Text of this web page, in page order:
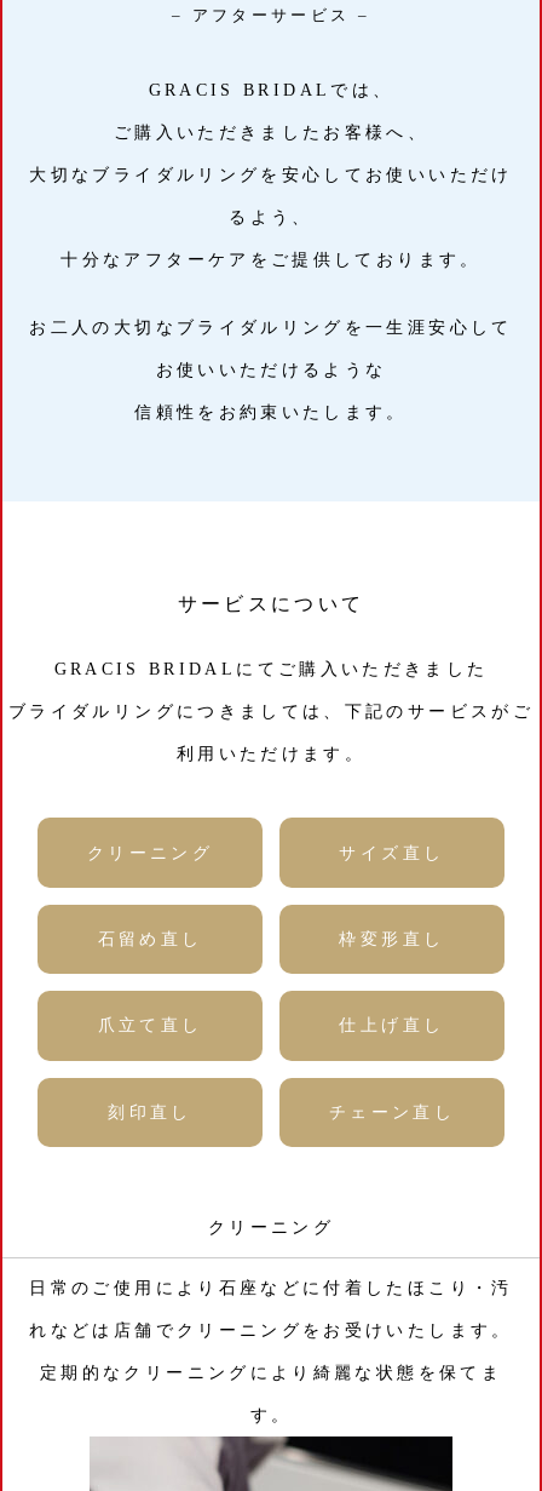
– アフターサービス –
GRACIS BRIDALでは、
ご購入いただきましたお客様へ、
大切なブライダルリングを安心してお使いいただけ
るよう、
十分なアフターケアをご提供しております。
お二人の大切なブライダルリングを一生涯安心して
お使いいただけるような
信頼性をお約束いたします。
サービスについて
GRACIS BRIDALにてご購入いただきました
ブライダルリングにつきましては、下記のサービスがご
利用いただけます。
クリーニング サイズ直し
石留め直し 枠変形直し
爪立て直し 仕上げ直し
刻印直し チェーン直し
クリーニング
日常のご使用により石座などに付着したほこり・汚
れなどは店舗でクリーニングをお受けいたします。
定期的なクリーニングにより綺麗な状態を保てま
す。